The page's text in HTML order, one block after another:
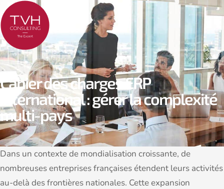
Cahier des charges ERP
international : gérer la complexité
multi-pays
Dans un contexte de mondialisation croissante, de
nombreuses entreprises françaises étendent leurs activités
au-delà des frontières nationales. Cette expansion